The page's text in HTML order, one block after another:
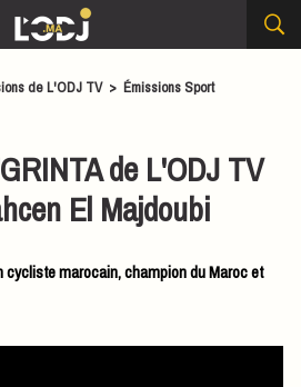
de L'ODJ TV > Émissions Sport
de L'ODJ TV
El Majdoubi
marocain, champion du Maroc et